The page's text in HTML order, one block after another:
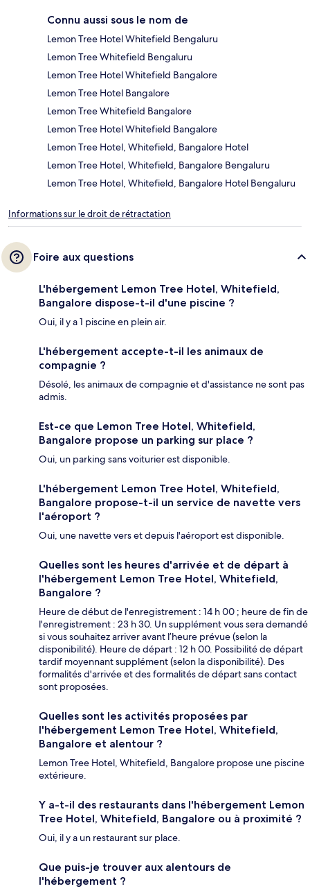
Connu aussi sous le nom de
Lemon Tree Hotel Whitefield Bengaluru
Lemon Tree Whitefield Bengaluru
Lemon Tree Hotel Whitefield Bangalore
Lemon Tree Hotel Bangalore
Lemon Tree Whitefield Bangalore
Lemon Tree Hotel Whitefield Bangalore
Lemon Tree Hotel, Whitefield, Bangalore Hotel
Lemon Tree Hotel, Whitefield, Bangalore Bengaluru
Lemon Tree Hotel, Whitefield, Bangalore Hotel Bengaluru
Informations sur le droit de rétractation
Foire aux questions
L'hébergement Lemon Tree Hotel, Whitefield,
Bangalore dispose-t-il d'une piscine ?
Oui, il y a 1 piscine en plein air.
L'hébergement accepte-t-il les animaux de
compagnie ?
Désolé, les animaux de compagnie et d'assistance ne sont pas
admis.
Est-ce que Lemon Tree Hotel, Whitefield,
Bangalore propose un parking sur place ?
Oui, un parking sans voiturier est disponible.
L'hébergement Lemon Tree Hotel, Whitefield,
Bangalore propose-t-il un service de navette vers
l'aéroport ?
Oui, une navette vers et depuis l'aéroport est disponible.
Quelles sont les heures d'arrivée et de départ à
l'hébergement Lemon Tree Hotel, Whitefield,
Bangalore ?
Heure de début de l'enregistrement : 14 h 00 ; heure de fin de
l'enregistrement : 23 h 30. Un supplément vous sera demandé
si vous souhaitez arriver avant l’heure prévue (selon la
disponibilité). Heure de départ : 12 h 00. Possibilité de départ
tardif moyennant supplément (selon la disponibilité). Des
formalités d'arrivée et des formalités de départ sans contact
sont proposées.
Quelles sont les activités proposées par
l'hébergement Lemon Tree Hotel, Whitefield,
Bangalore et alentour ?
Lemon Tree Hotel, Whitefield, Bangalore propose une piscine
extérieure.
Y a-t-il des restaurants dans l'hébergement Lemon
Tree Hotel, Whitefield, Bangalore ou à proximité ?
Oui, il y a un restaurant sur place.
Que puis-je trouver aux alentours de
l'hébergement ?